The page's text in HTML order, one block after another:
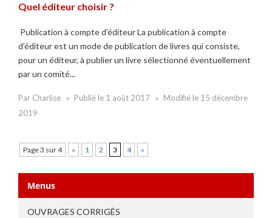
Quel éditeur choisir ?
Publication à compte d’éditeur La publication à compte
d’éditeur est un mode de publication de livres qui consiste,
pour un éditeur, à publier un livre sélectionné éventuellement
par un comité...
Par Charlise Publié le 1 août 2017 Modifié le 15 décembre
2019
Page 3 sur 4 « 1 2 3 4 »
Menus
OUVRAGES CORRIGÉS